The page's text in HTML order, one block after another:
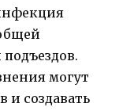
могут
и создавать